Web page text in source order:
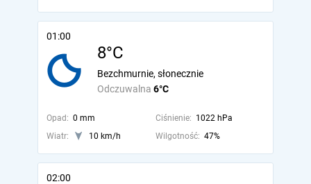
01:00
8°C
Odczuwalna 6°C
Bezchmurnie, słonecznie
Opad: 0 mm Ciśnienie: 1022 hPa
Wiatr:
10 km/h Wilgotność: 47%
02:00